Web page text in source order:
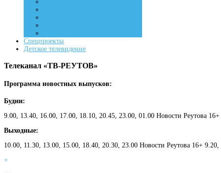
Спецпроекты
Детское телевидение
Телеканал «ТВ-РЕУТОВ»
Программа новостных выпусков:
Будни:
9.00, 13.40, 16.00, 17.00, 18.10, 20.45, 23.00, 01.00 Новости Реутова
Выходные:
10.00, 11.30, 13.00, 15.00, 18.40, 20.30, 23.00 Новости Реутова 16+
×